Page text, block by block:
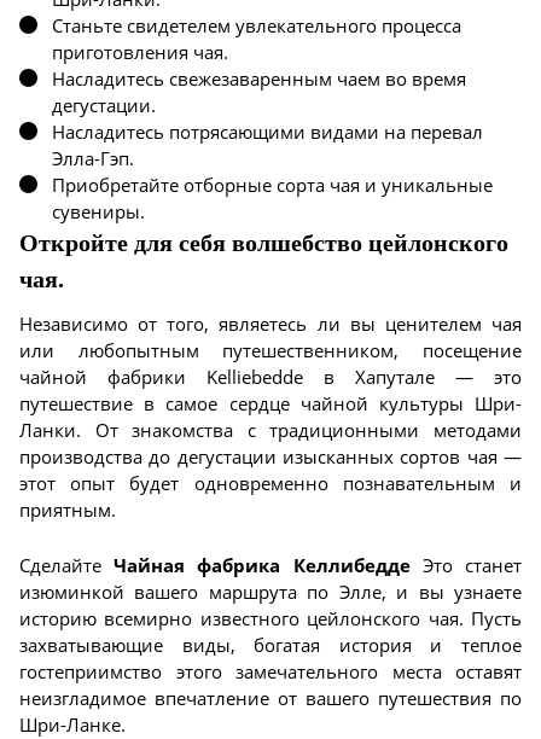
Станьте свидетелем увлекательного процесса
приготовления чая.
Насладитесь свежезаваренным чаем во время
дегустации.
Насладитесь потрясающими видами на перевал
Элла-Гэп.
Приобретайте отборные сорта чая и уникальные
сувениры.
Откройте для себя волшебство цейлонского
чая.
Независимо от того, являетесь ли вы ценителем чая
или любопытным путешественником, посещение
чайной фабрики Kelliebedde в Хапутале — это
путешествие в самое сердце чайной культуры Шри-
Ланки. От знакомства с традиционными методами
производства до дегустации изысканных сортов чая —
этот опыт будет одновременно познавательным и
приятным.
СделайтеЧайная фабрика КеллибеддеЭто станет
изюминкой вашего маршрута по Элле, и вы узнаете
историю всемирно известного цейлонского чая. Пусть
захватывающие виды, богатая история и теплое
гостеприимство этого замечательного места оставят
неизгладимое впечатление от вашего путешествия по
Шри-Ланке.